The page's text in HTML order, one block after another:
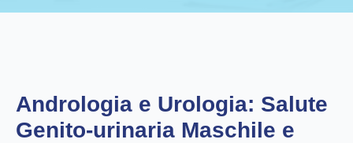
Andrologia e Urologia: Salute
Genito-urinaria Maschile e